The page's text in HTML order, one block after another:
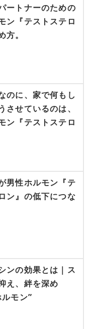
ートナーのための
ン『テストステロ
方。
のに、家で何もし
させているのは、
ン『テストステロ
男性ホルモン『テ
ン』の低下につな
ンの効果とは｜ス
え、絆を深め
モン”